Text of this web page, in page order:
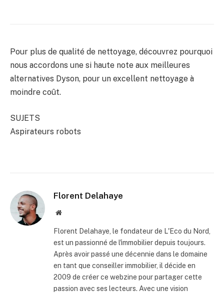
Pour plus de qualité de nettoyage, découvrez pourquoi
nous accordons une si haute note aux meilleures
alternatives Dyson, pour un excellent nettoyage à
moindre coût.
SUJETS
Aspirateurs robots
Florent Delahaye
Site
Florent Delahaye, le fondateur de L'Eco du Nord,
est un passionné de l'immobilier depuis toujours.
Après avoir passé une décennie dans le domaine
en tant que conseiller immobilier, il décide en
2009 de créer ce webzine pour partager cette
passion avec ses lecteurs. Avec une vision